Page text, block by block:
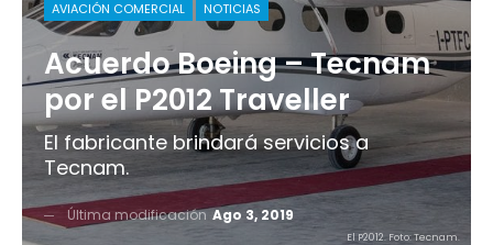
AVIACIÓN COMERCIAL NOTICIAS
Acuerdo Boeing – Tecnam
por el P2012 Traveller
El fabricante brindará servicios a
Tecnam.
Última modificaciónAgo 3, 2019
El P2012. Foto: Tecnam.